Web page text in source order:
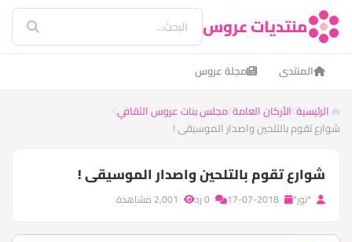
منتديات عروس
المنتدى مجلة عروس
الرئيسية الأركان العامة مجلس بنات عروس الثقافي
شوارع تقوم بالتلحين واصدار الموسيقى !
شوارع تقوم بالتلحين واصدار الموسيقى !
*نور*